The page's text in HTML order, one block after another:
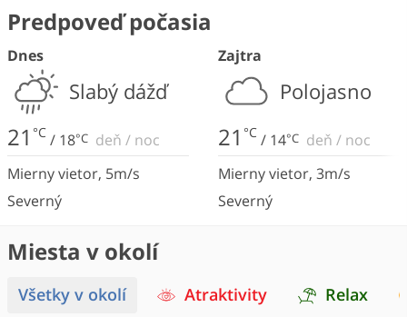
Predpoveď počasia
Dnes
Slabý dážď
21 °C / 18°C deň / noc
Mierny vietor, 5m/s
Severný
Zajtra
Polojasno
21 °C / 14°C deň / noc
Mierny vietor, 3m/s
Severný
Miesta v okolí
Všetky v okolí Atraktivity Relax